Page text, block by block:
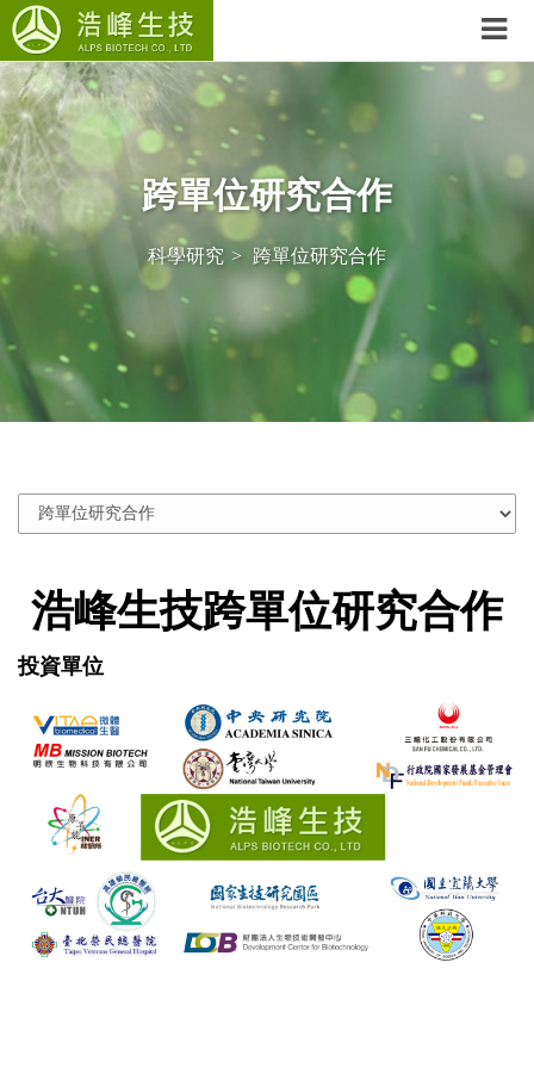
跨單位研究合作
科學研究 跨單位研究合作
浩峰生技跨單位研究合作
投資單位